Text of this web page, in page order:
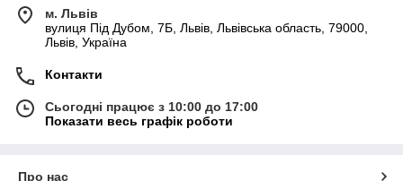
м. Львів
вулиця Під Дубом, 7Б, Львів, Львівська область, 79000,
Львів, Україна
Контакти
Сьогодні працює з 10:00 до 17:00
Показати весь графік роботи
Про нас